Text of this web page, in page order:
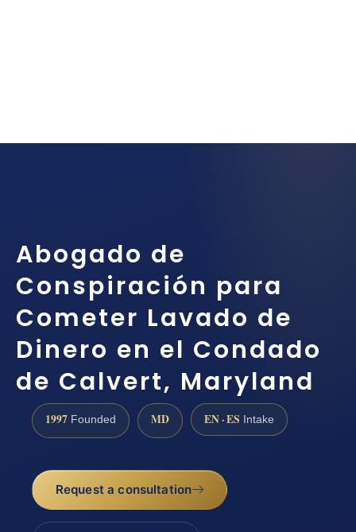
Abogado de
Conspiración para
Cometer Lavado de
Dinero en el Condado
de Calvert, Maryland
1997 Founded MD EN · ES Intake
Request a consultation